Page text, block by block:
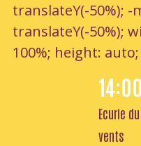
translateY(-50%);
translateY(-50%);
100%; height:
14:00
Ecurie
vents